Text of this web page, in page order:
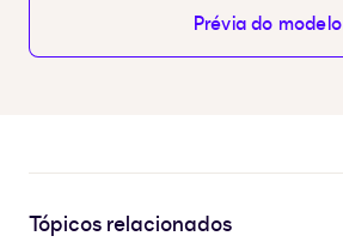
Prévia do modelo
Tópicos relacionados